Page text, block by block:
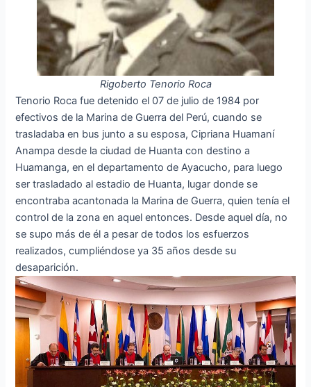
Rigoberto Tenorio Roca
Tenorio Roca fue detenido el 07 de julio de 1984 por
efectivos de la Marina de Guerra del Perú, cuando se
trasladaba en bus junto a su esposa, Cipriana Huamaní
Anampa desde la ciudad de Huanta con destino a
Huamanga, en el departamento de Ayacucho, para luego
ser trasladado al estadio de Huanta, lugar donde se
encontraba acantonada la Marina de Guerra, quien tenía el
control de la zona en aquel entonces. Desde aquel día, no
se supo más de él a pesar de todos los esfuerzos
realizados, cumpliéndose ya 35 años desde su
desaparición.